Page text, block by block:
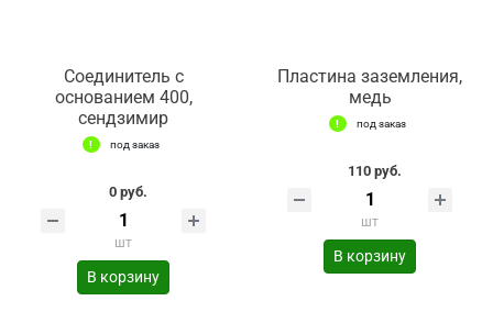
Соединитель с
основанием 400,
сендзимир
под заказ
0 руб.
шт
В корзину
Пластина заземления,
медь
под заказ
110 руб.
шт
В корзину